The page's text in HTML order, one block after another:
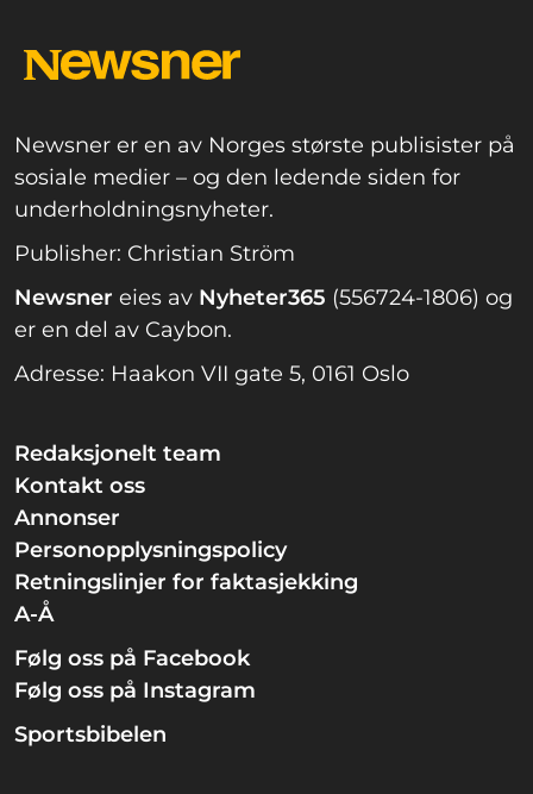
Newsner er en av Norges største publisister på
sosiale medier – og den ledende siden for
underholdningsnyheter.
Publisher: Christian Ström
Newsner eies av Nyheter365 (556724-1806) og
er en del av Caybon.
Adresse: Haakon VII gate 5, 0161 Oslo
Redaksjonelt team
Kontakt oss
Annonser
Personopplysningspolicy
Retningslinjer for faktasjekking
A-Å
Følg oss på Facebook
Følg oss på Instagram
Sportsbibelen